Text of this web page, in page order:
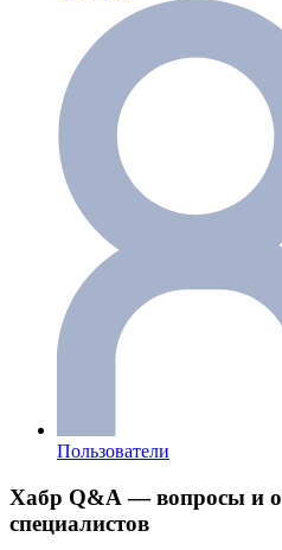
Пользователи
Хабр Q&A — вопросы и
специалистов